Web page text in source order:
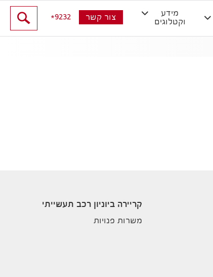
מידע
וקטלוגים
צור קשר 9232
קריירה ביוניון רכב תעשייתי
משרות פנויות